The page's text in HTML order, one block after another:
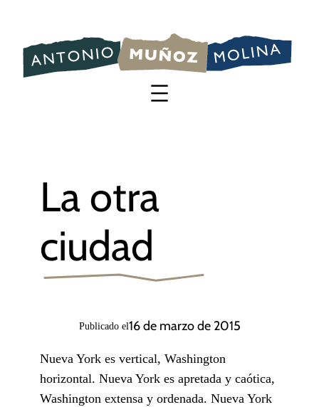
contenido
La otra
ciudad
Publicado el16 de marzo de 2015
Nueva York es vertical, Washington
horizontal. Nueva York es apretada y caótica,
Washington extensa y ordenada. Nueva York